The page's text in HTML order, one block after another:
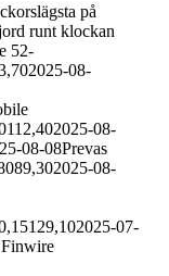
på
runt klockan
52-
08-
08-
08-08Prevas
08-
07-